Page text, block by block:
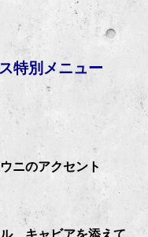
特別メニュー
ニのアクセント